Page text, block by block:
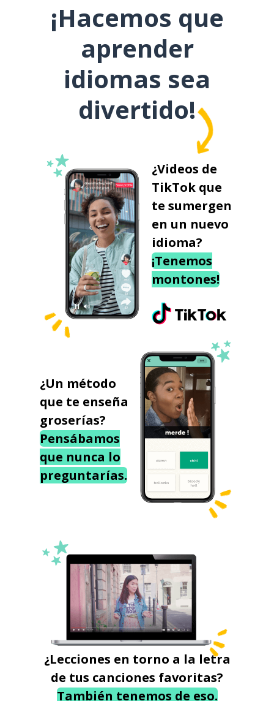
¡Hacemos que
aprender
idiomas sea
divertido!
¿Videos de
TikTok que
te sumergen
en un nuevo
idioma?
¡Tenemos
montones!
¿Un método
que te enseña
groserías?
Pensábamos
que nunca lo
preguntarías.
¿Lecciones en torno a la letra
de tus canciones favoritas?
También tenemos de eso.